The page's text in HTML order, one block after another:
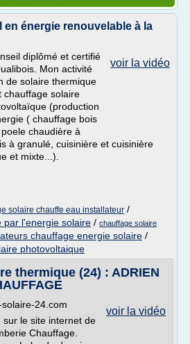
en énergie renouvelable à la
voir la vidéo
diplômé et certifié
Mon activité
de solaire thermique
chauffage solaire
(production
( chauffage bois
chaudière à
à granulé, cuisinière et cuisinière
et mixte...).
solaire chauffe eau installateur /
par l'energie solaire / chauffage solaire
chauffage energie solaire /
photovoltaique
thermique (24) : ADRIEN
voir la vidéo
24.com
sur le site internet de
Chauffage.